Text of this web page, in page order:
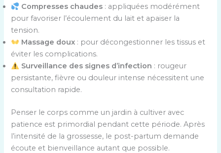
u
s
e
f
b
é
n
é
Compresses chaudes : appliquées modérément
pour favoriser l’écoulement du lait et apaiser la
tension.
Massage doux : pour décongestionner les tissus et
éviter les complications.
Surveillance des signes d’infection : rougeur
persistante, fièvre ou douleur intense nécessitent une
consultation rapide.
Penser le corps comme un jardin à cultiver avec
patience est primordial pendant cette période. Après
l’intensité de la grossesse, le post-partum demande
écoute et bienveillance autant que possible.